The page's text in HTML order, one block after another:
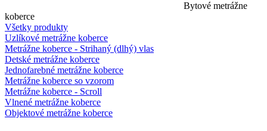
Bytové metrážne
koberce
Všetky produkty
Uzlíkové metrážne koberce
Metrážne koberce - Strihaný (dlhý) vlas
Detské metrážne koberce
Jednofarebné metrážne koberce
Metrážne koberce so vzorom
Metrážne koberce - Scroll
Vlnené metrážne koberce
Objektové metrážne koberce